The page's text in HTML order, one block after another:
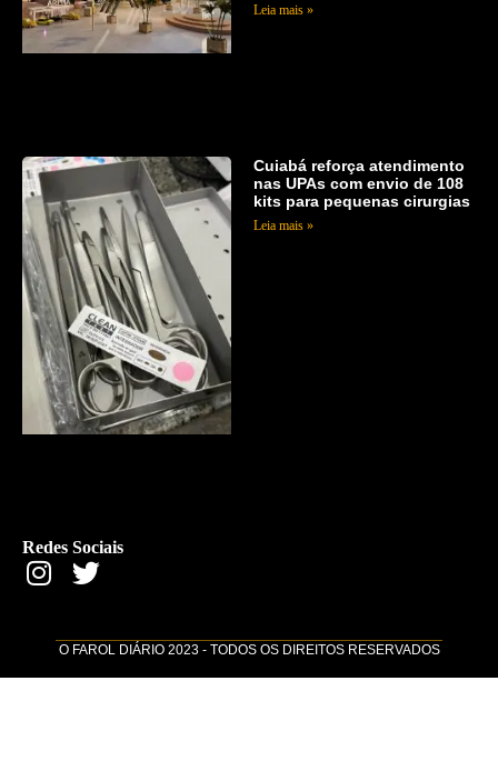
Leia mais »
Cuiabá reforça atendimento
nas UPAs com envio de 108
kits para pequenas cirurgias
Leia mais »
Redes Sociais
O FAROL DIÁRIO 2023 - TODOS OS DIREITOS RESERVADOS